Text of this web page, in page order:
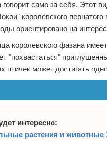
само за себя. Этот
королевского
ориентировано на
королевского фазана
"похвастаться"
птичек может достигать
интересно:
растения и животные